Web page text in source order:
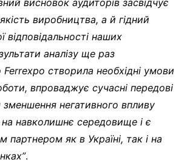
висновок аудиторів засвідчує
виробництва, а й гідний
відповідальності наших
аналізу ще раз
створила необхідні умови
впроваджує сучасні передові
зменшення негативного впливу
на навколишнє середовище і є
партнером як в Україні, так і на
.